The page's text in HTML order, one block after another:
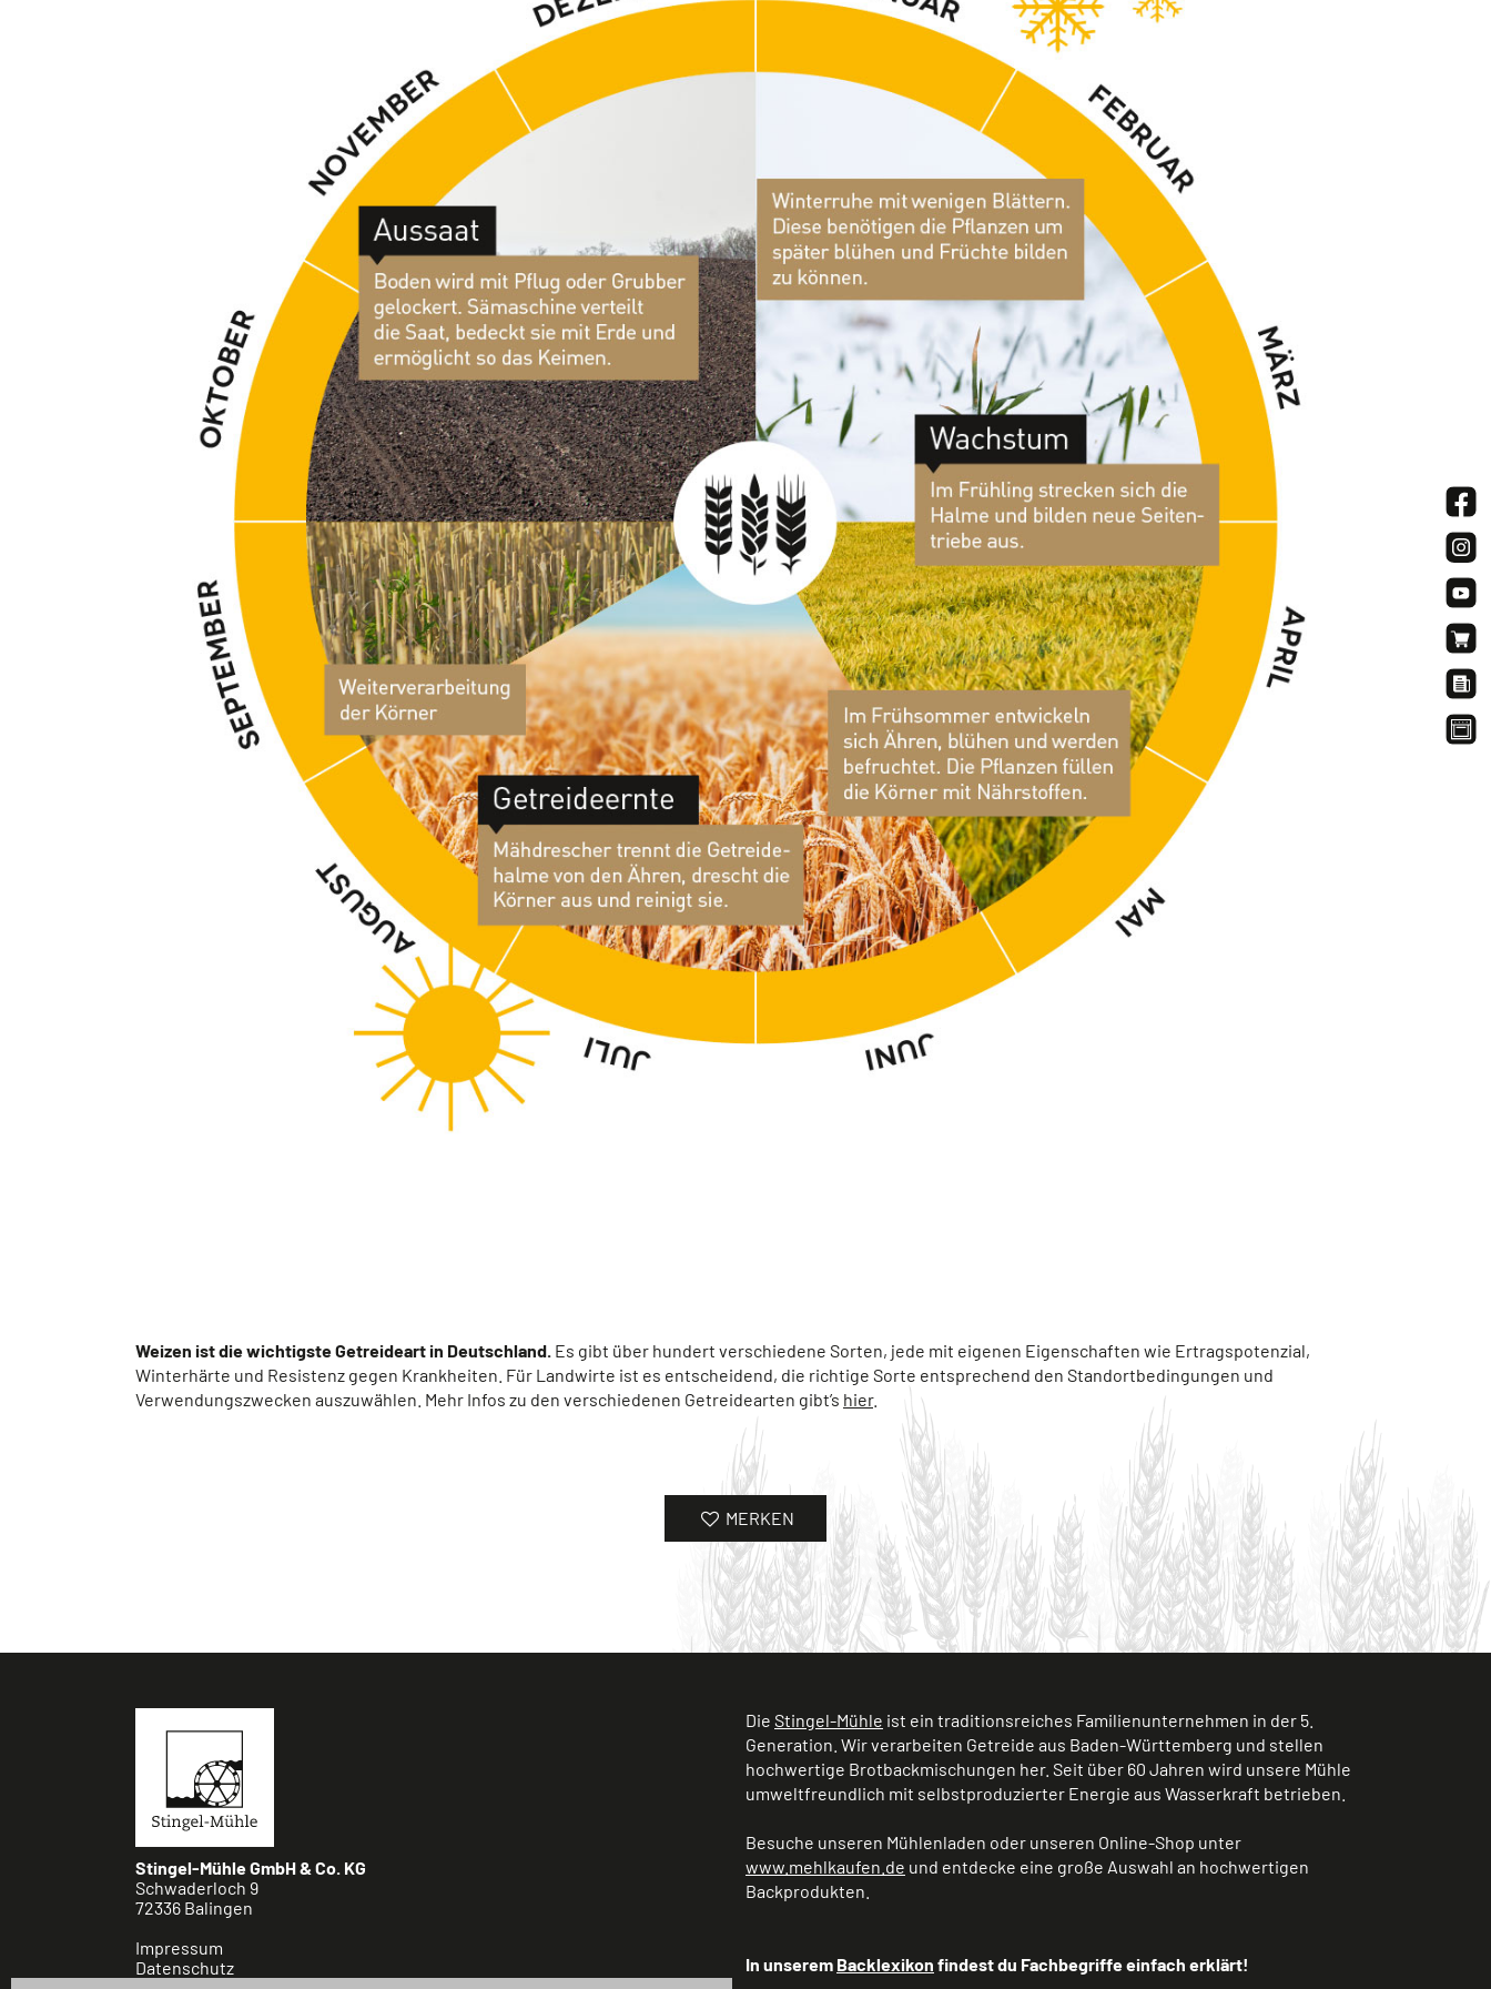
Weizen ist die wichtigste Getreideart in Deutschland. Es gibt über hundert verschiedene Sorten, jede mit eigenen Eigenschaften wie Ertragspotenzial,
Winterhärte und Resistenz gegen Krankheiten. Für Landwirte ist es entscheidend, die richtige Sorte entsprechend den Standortbedingungen und
Verwendungszwecken auszuwählen. Mehr Infos zu den verschiedenen Getreidearten gibt’s hier.
MERKEN
Stingel-Mühle GmbH & Co. KG
Schwaderloch 9
72336 Balingen
Impressum
Datenschutz
Die Stingel-Mühle ist ein traditionsreiches Familienunternehmen in der 5.
Generation. Wir verarbeiten Getreide aus Baden-Württemberg und stellen
hochwertige Brotbackmischungen her. Seit über 60 Jahren wird unsere Mühle
umweltfreundlich mit selbstproduzierter Energie aus Wasserkraft betrieben.
Besuche unseren Mühlenladen oder unseren Online-Shop unter
www.mehlkaufen.de und entdecke eine große Auswahl an hochwertigen
Backprodukten.
In unserem Backlexikon findest du Fachbegriffe einfach erklärt!